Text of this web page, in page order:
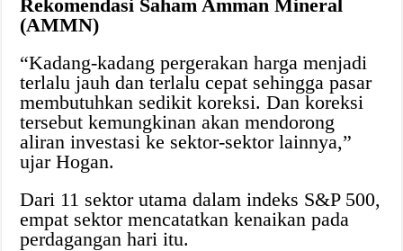
Rekomendasi Saham Amman Mineral
(AMMN)
“Kadang-kadang pergerakan harga menjadi
terlalu jauh dan terlalu cepat sehingga pasar
membutuhkan sedikit koreksi. Dan koreksi
tersebut kemungkinan akan mendorong
aliran investasi ke sektor-sektor lainnya,”
ujar Hogan.
Dari 11 sektor utama dalam indeks S&P 500,
empat sektor mencatatkan kenaikan pada
perdagangan hari itu.